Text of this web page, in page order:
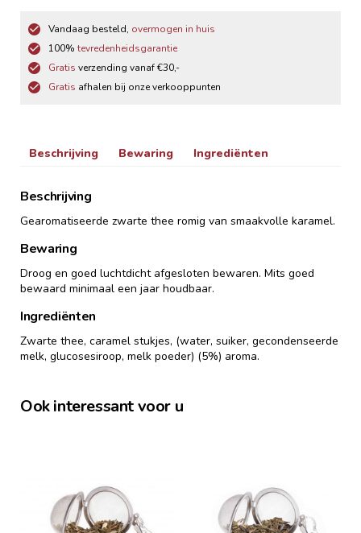
Vandaag besteld, overmogen in huis
100% tevredenheidsgarantie
Gratis verzending vanaf €30,-
Gratis afhalen bij onze verkooppunten
Beschrijving Bewaring Ingrediënten
Beschrijving
Gearomatiseerde zwarte thee romig van smaakvolle karamel.
Bewaring
Droog en goed luchtdicht afgesloten bewaren. Mits goed
bewaard minimaal een jaar houdbaar.
Ingrediënten
Zwarte thee, caramel stukjes, (water, suiker, gecondenseerde
melk, glucosesiroop, melk poeder) (5%) aroma.
Ook interessant voor u